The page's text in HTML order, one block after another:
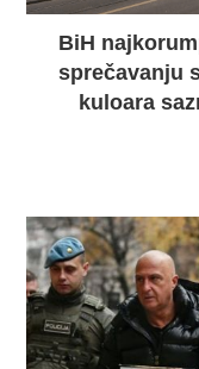
BiH
sprečavanju
kuloara